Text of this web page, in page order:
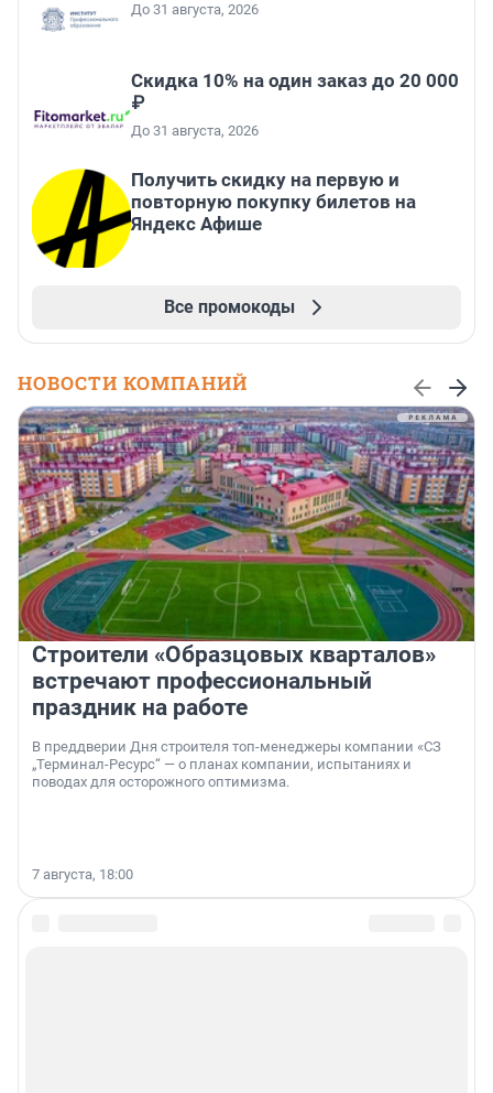
До 31 августа, 2026
Скидка 10% на один заказ до 20 000
₽
До 31 августа, 2026
Получить скидку на первую и
повторную покупку билетов на
Яндекс Афише
Все промокоды
НОВОСТИ КОМПАНИЙ
Строители «Образцовых кварталов»
встречают профессиональный
праздник на работе
В преддверии Дня строителя топ-менеджеры компании «СЗ
„Терминал-Ресурс“ — о планах компании, испытаниях и
поводах для осторожного оптимизма.
7 августа, 18:00